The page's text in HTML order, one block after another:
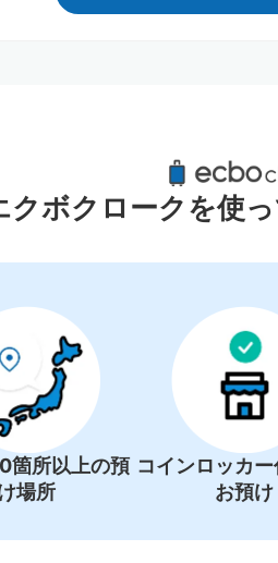
0件
コインロッカーの情
クボクロークを使
箇所以上の預
場所
コインロッカ
お預け